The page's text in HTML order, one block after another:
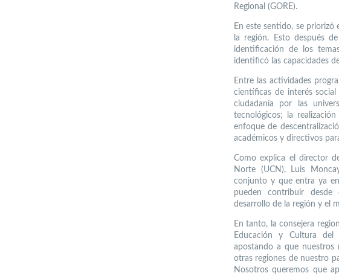
Regional (GORE).
En este sentido, se priorizó
la región. Esto después
identificación de los
identificó las capacidades
Entre las actividades
científicas de interés
ciudadanía por las
tecnológicos; la
enfoque de
académicos y directivos
Como explica el director
Norte (UCN), Luis
conjunto y que entra ya
pueden contribuir desde
desarrollo de la región y el
En tanto, la consejera
Educación y Cultura del
apostando a que nuestros
otras regiones de nuestro
Nosotros queremos que